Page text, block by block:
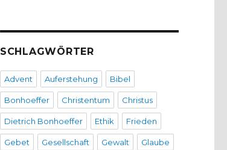
SCHLAGWÖRTER
Advent Auferstehung Bibel
Bonhoeffer Christentum Christus
Dietrich Bonhoeffer Ethik Frieden
Gebet Gesellschaft Gewalt Glaube